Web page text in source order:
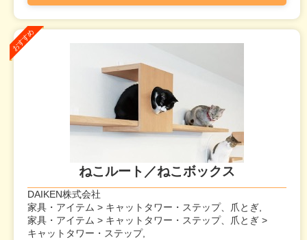
ねこルート／ねこボックス
DAIKEN株式会社
家具・アイテム > キャットタワー・ステップ、爪とぎ,
家具・アイテム > キャットタワー・ステップ、爪とぎ >
キャットタワー・ステップ,